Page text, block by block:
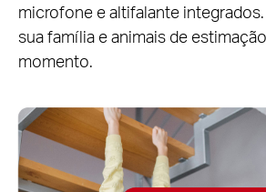
microfone e altifalante
sua família e animais de
momento.